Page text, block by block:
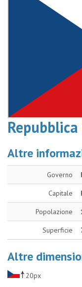
Repubblica
Altre
Governo
Capitale
Popolazione
Superficie
Altre
20px